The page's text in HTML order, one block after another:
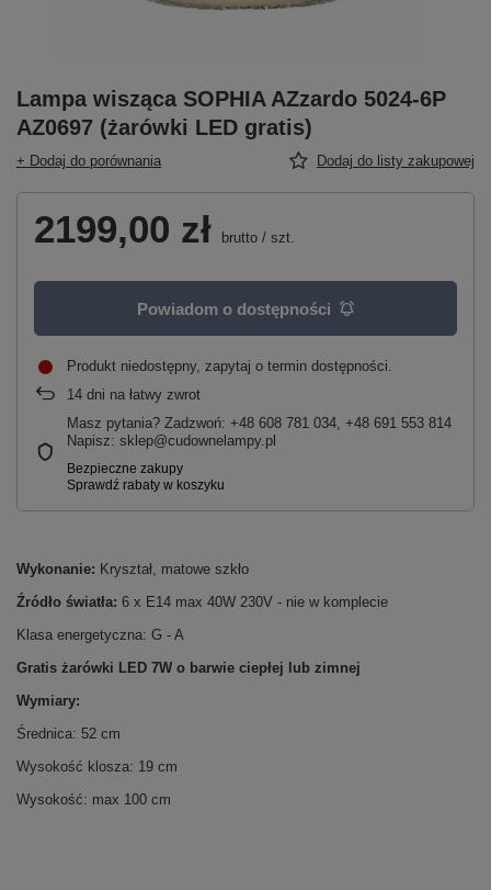
Lampa wisząca SOPHIA AZzardo 5024-6P
AZ0697 (żarówki LED gratis)
+ Dodaj do porównania Dodaj do listy zakupowej
2199,00 zł brutto / szt.
Powiadom o dostępności
Produkt niedostępny, zapytaj o termin dostępności
14 dni na łatwy zwrot
Masz pytania? Zadzwoń: +48 608 781 034, +48 691 553 814
Napisz: sklep@cudownelampy.pl
Wykonanie: Kryształ, matowe szkło
Źródło światła: 6 x E14 max 40W 230V - nie w komplecie
Klasa energetyczna: G - A
Gratis żarówki LED 7W o barwie ciepłej lub zimnej
Wymiary:
Średnica: 52 cm
Wysokość klosza: 19 cm
Wysokość: max 100 cm